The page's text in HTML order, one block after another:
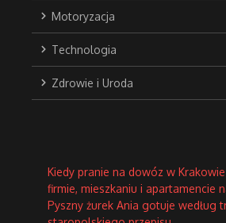
Motoryzacja
Technologia
Zdrowie i Uroda
Kiedy pranie na dowóz w
firmie, mieszkaniu i apartamencie
Pyszny żurek Ania gotuje według